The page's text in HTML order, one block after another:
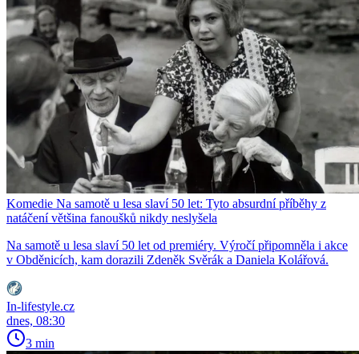
Komedie Na samotě u lesa slaví 50 let: Tyto absurdní příběhy z
natáčení většina fanoušků nikdy neslyšela
Na samotě u lesa slaví 50 let od premiéry. Výročí připomněla i akce
v Obděnicích, kam dorazili Zdeněk Svěrák a Daniela Kolářová.
In-lifestyle.cz
dnes, 08:30
3 min